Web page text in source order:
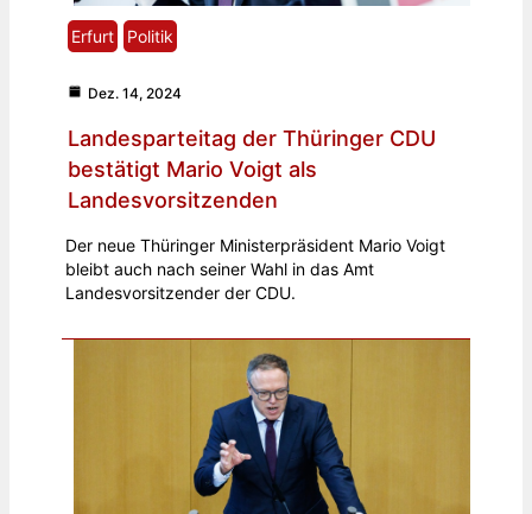
Erfurt Politik
Dez. 14, 2024
Landesparteitag der Thüringer CDU
bestätigt Mario Voigt als
Landesvorsitzenden
Der neue Thüringer Ministerpräsident Mario Voigt
bleibt auch nach seiner Wahl in das Amt
Landesvorsitzender der CDU.